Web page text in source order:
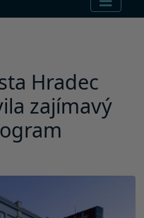
Hradec
zajímavý